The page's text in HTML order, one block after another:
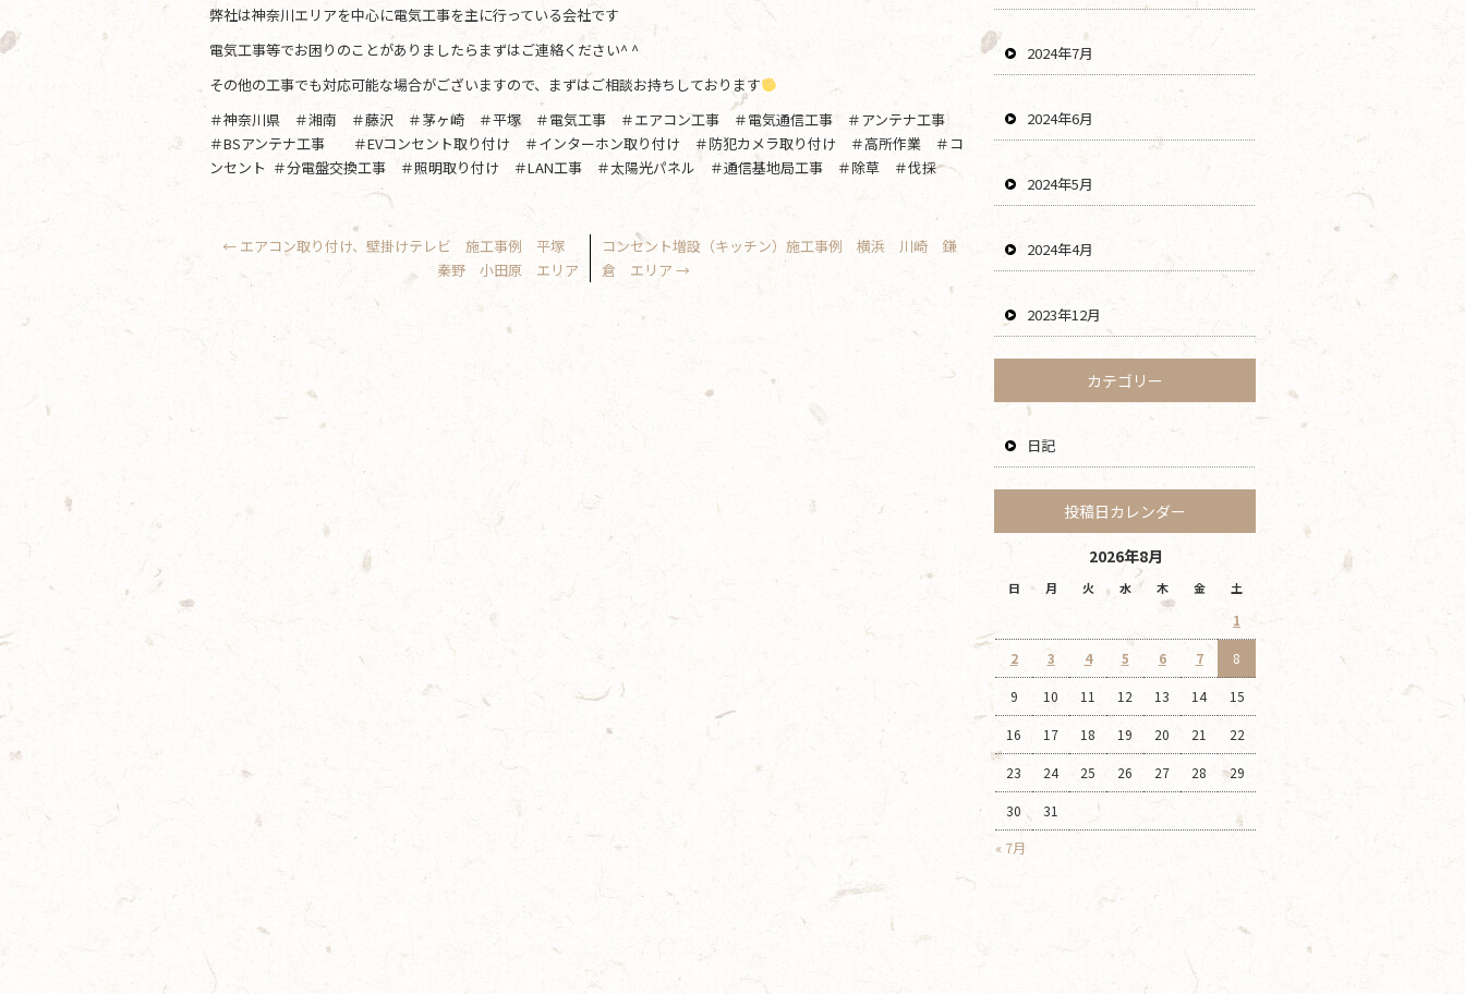
弊社は神奈川エリアを中心に電気工事を主に行っている会社です
電気工事等でお困りのことがありましたらまずはご連絡ください^ ^
その他の工事でも対応可能な場合がございますので、まずはご相談お持ちしております
＃神奈川県 ＃湘南 ＃藤沢 ＃茅ヶ崎 ＃平塚 ＃電気工事 ＃エアコン工事 ＃電気通信工事 ＃アンテナ工事
＃BSアンテナ工事 ＃EVコンセント取り付け ＃インターホン取り付け ＃防犯カメラ取り付け ＃高所作業 ＃コ
ンセント ＃分電盤交換工事 ＃照明取り付け ＃LAN工事 ＃太陽光パネル ＃通信基地局工事 ＃除草 ＃伐採
← エアコン取り付け、壁掛けテレビ 施工事例 平塚
秦野 小田原 エリア
コンセント増設（キッチン）施工事例 横浜 川崎 鎌
倉 エリア →
2024年7月
2024年6月
2024年5月
2024年4月
2023年12月
カテゴリー
日記
投稿日カレンダー
2026年8月
日 月 火 水 木 金 土
« 7月
1
2 3 4 5 6 7 8
9 10 11 12 13 14 15
16 17 18 19 20 21 22
23 24 25 26 27 28 29
30 31